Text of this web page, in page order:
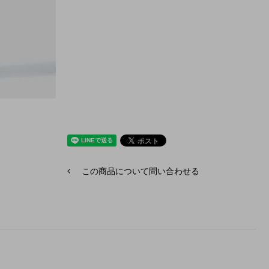
この商品について問い合わせる